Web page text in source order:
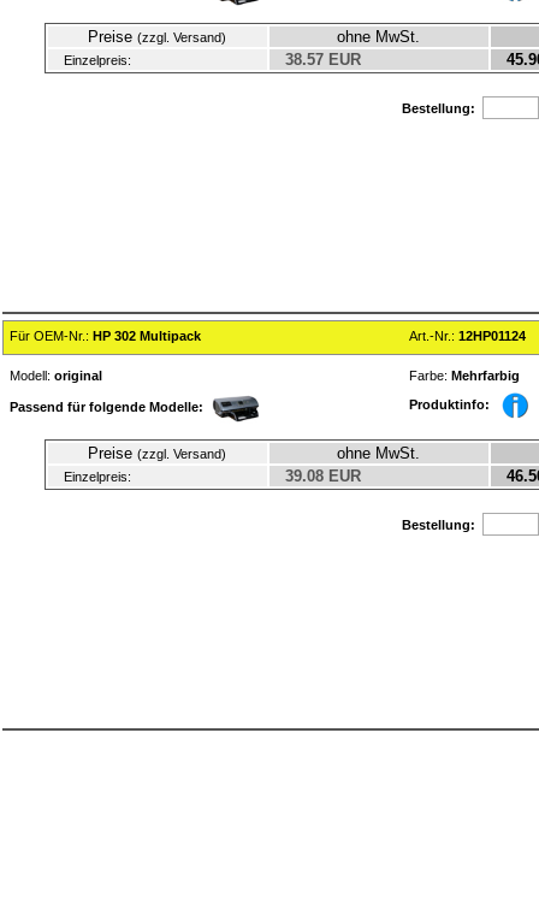
Preise (zzgl. Versand) ohne MwSt.
Einzelpreis: 38.57 EUR
Bestellung:
Für OEM-Nr.: HP 302 Multipack Art.-Nr.: 12HP01124
Modell: original Farbe: Mehrfarbig
Passend für folgende Modelle: Produktinfo:
Preise (zzgl. Versand) ohne MwSt.
Einzelpreis: 39.08 EUR
Bestellung: